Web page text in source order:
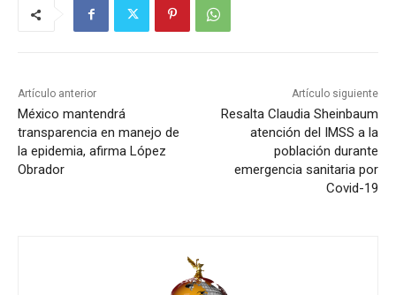
Artículo anterior
México mantendrá
transparencia en manejo de
la epidemia, afirma López
Obrador
Artículo siguiente
Resalta Claudia Sheinbaum
atención del IMSS a la
población durante
emergencia sanitaria por
Covid-19